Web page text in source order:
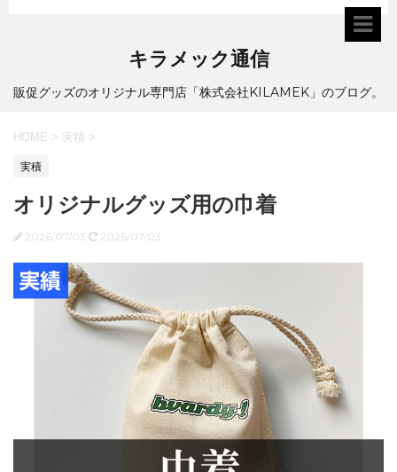
キラメック通信
販促グッズのオリジナル専門店「株式会社KILAMEK」のブログ。
HOME > 実積 >
実積
オリジナルグッズ用の巾着
2026/07/03 2026/07/03